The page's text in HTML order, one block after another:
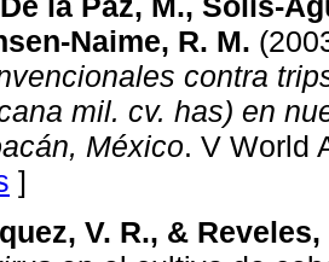
Naime, R. M.
contra
mil. cv. has) en
México. V World
]
V. R., & Reveles,